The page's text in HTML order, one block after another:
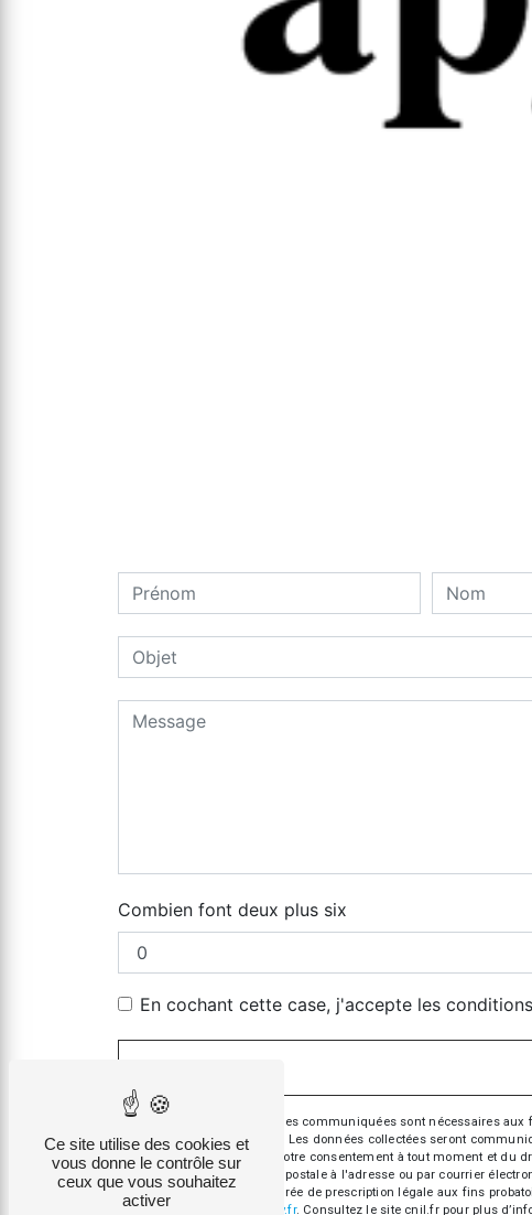
Combien font deux plus six
En cochant cette case, j'accepte les
** Les données personnelles communiquées sont nécessaires
répondre à votre message. Les données collectées seront
d’opposition, de retrait de votre consentement à tout moment et du
exercer ces droits par voie postale à l'adresse ou par courrier
contact puis pendant la durée de prescription légale aux fins
cette adresse:
Bloctel.gouv.fr. Consultez le site cnil.fr pour plus
Ce site utilise des cookies et
vous donne le contrôle sur
ceux que vous souhaitez
activer